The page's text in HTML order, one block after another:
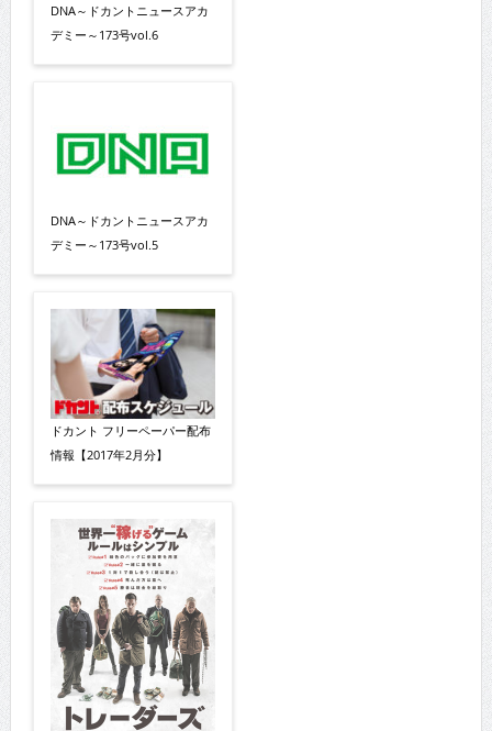
DNA～ドカントニュースアカ
デミー～173号vol.6
DNA～ドカントニュースアカ
デミー～173号vol.5
ドカント フリーペーパー配布
情報【2017年2月分】